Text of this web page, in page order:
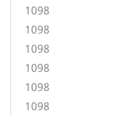
1098
1098
1098
1098
1098
1098